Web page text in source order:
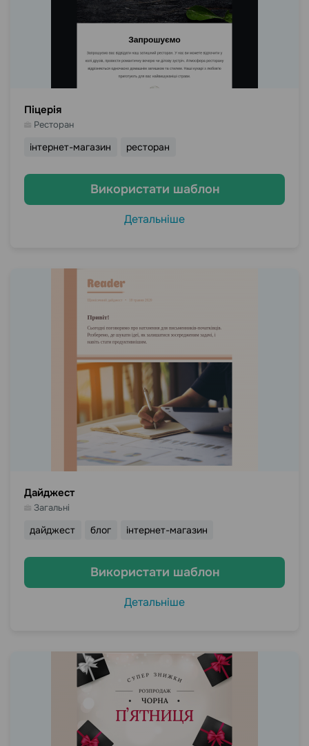
Піцерія
Ресторан
інтернет-магазин ресторан
Використати шаблон
Детальніше
Дайджест
Загальні
дайджест блог інтернет-магазин
Використати шаблон
Детальніше